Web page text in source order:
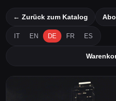
← Zurück zum Katalog
IT EN DE FR ES